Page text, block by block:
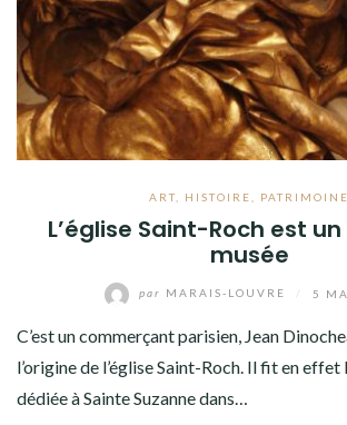
ART HISTOIRE PATRIMOINE
L’église Saint-Roch est
musée
par MARAIS-LOUVRE 5
C’est un commerçant parisien, Jean
l’origine de l’église Saint-Roch. Il fit en
dédiée à Sainte Suzanne dans…